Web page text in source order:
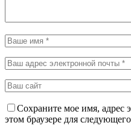
Сохраните мое имя, адрес
этом браузере для